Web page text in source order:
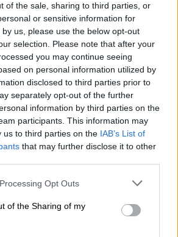
of the sale, sharing to third parties, or
or sensitive information for
us, please use the below opt-out
selection. Please note that after your
you may continue seeing
on personal information utilized by
disclosed to third parties prior to
separately opt-out of the further
information by third parties on the
participants. This information may
us to third parties on the IAB’s List of
that may further disclose it to other
website/app uses one or more Google
or usage behaviour. You may click to
to Google and its third-party tags to
specified purposes in below Google
Opt Outs
of the Sharing of my
Βασιλείου,
άρθρου της περί
Ιονίων νήσων Συνθήκης
17/29 Μαρτίου 1864»!
Σπύρος Μαρκεζίνης: «Η
των
Μεγάλων Δυνάμεων έγινε
της εκκρεμότητας. Οι
το δίκαιο των Ελλήνων,
οι ίδιοι ενδιαφέρον στη
Χαρακτηριστικά, ο τότε
των Εξωτερικών της
σερ Άρθουρ Νίκολσον
προς τον